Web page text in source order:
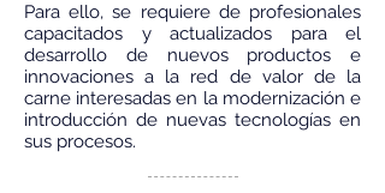
Para ello, se requiere de profesionales
capacitados y actualizados para el
desarrollo de nuevos productos e
innovaciones a la red de valor de la
carne interesadas en la modernización e
introducción de nuevas tecnologías en
sus procesos.